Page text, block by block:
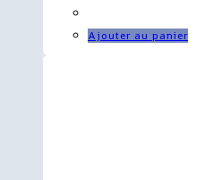
Ajouter au panier